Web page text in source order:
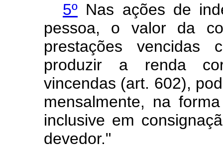
5º Nas ações de
pessoa, o valor da
prestações
produzir a renda
vincendas (art. 602),
mensalmente, na
inclusive em
devedor."